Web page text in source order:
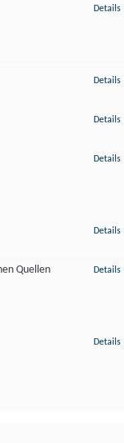
Details
Details
Details
Details
Details
Quellen
Details
Details